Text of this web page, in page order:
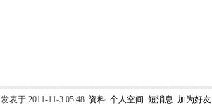
发表于 2011-11-3 05:48 资料 个人空间 短消息 加为好友